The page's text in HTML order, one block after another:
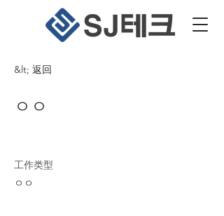
&lt; 返回
ㅇㅇ
工作类型
ㅇㅇ